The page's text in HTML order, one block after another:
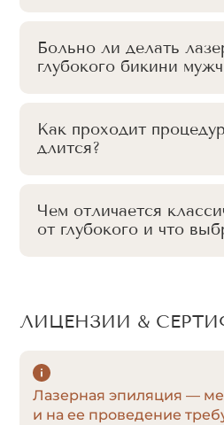
Больно ли делать
глубокого бикини
Как проходит
длится?
Чем отличается
от глубокого и что
ЛИЦЕНЗИИ &
Лазерная эпиляция —
и на ее проведение